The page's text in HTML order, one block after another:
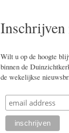
Wilt u op de hoogte
binnen de
de wekelijkse